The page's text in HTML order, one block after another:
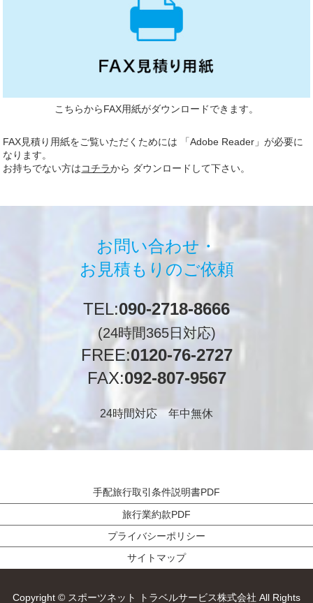
こちらからFAX用紙がダウンロードできます。
FAX見積り用紙をご覧いただくためには 「Adobe Reader」が必要に
なります。
お持ちでない方はコチラから ダウンロードして下さい。
お問い合わせ・
お見積もりのご依頼
TEL:090-2718-8666
(24時間365日対応)
FREE:0120-76-2727
FAX:092-807-9567
24時間対応 年中無休
手配旅行取引条件説明書PDF
旅行業約款PDF
プライバシーポリシー
サイトマップ
Copyright © スポーツネット トラベルサービス株式会社 All Rights